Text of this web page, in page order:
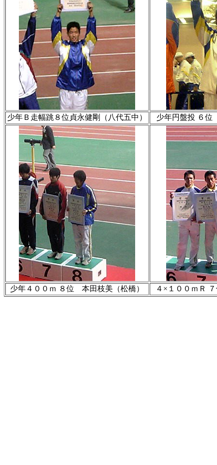
少年Ｂ走幅跳８位貞永健剛（八代五中） 少年円盤投 ６
少年４００ｍ ８位 本田枝美（松橋） ４×１００ｍＲ